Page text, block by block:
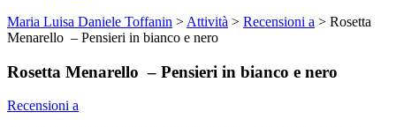
Maria Luisa Daniele Toffanin > Attività > Recensioni a > Rosetta
Menarello – Pensieri in bianco e nero
Rosetta Menarello – Pensieri in bianco e nero
Recensioni a